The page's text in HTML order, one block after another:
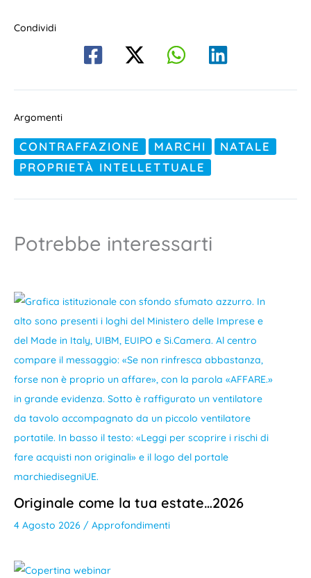
Condividi
Argomenti
CONTRAFFAZIONE MARCHI
NATALE
PROPRIETÀ INTELLETTUALE
Potrebbe interessarti
Originale come la tua estate…2026
4 Agosto 2026 / Approfondimenti